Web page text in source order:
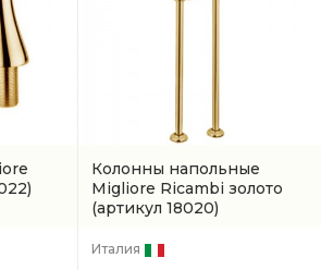
Колонны напольные
Migliore Ricambi золото
(артикул 18020)
Италия